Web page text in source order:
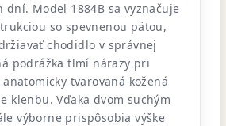
dní. Model 1884B sa vyznačuje
so spevnenou pätou,
chodidlo v správnej
podrážka tlmí nárazy pri
tvarovaná kožená
klenbu. Vďaka dvom suchým
výborne prispôsobia výške